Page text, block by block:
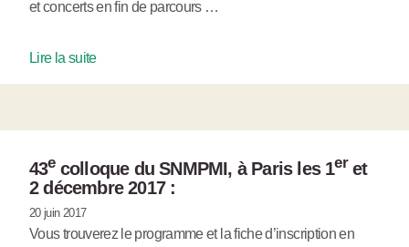
et concerts en fin de parcours …
Lire la suite
43ecolloque du SNMPMI, à Paris les 1er et
2 décembre 2017 :
20 juin 2017
Vous trouverez le programme et la fiche d’inscription en